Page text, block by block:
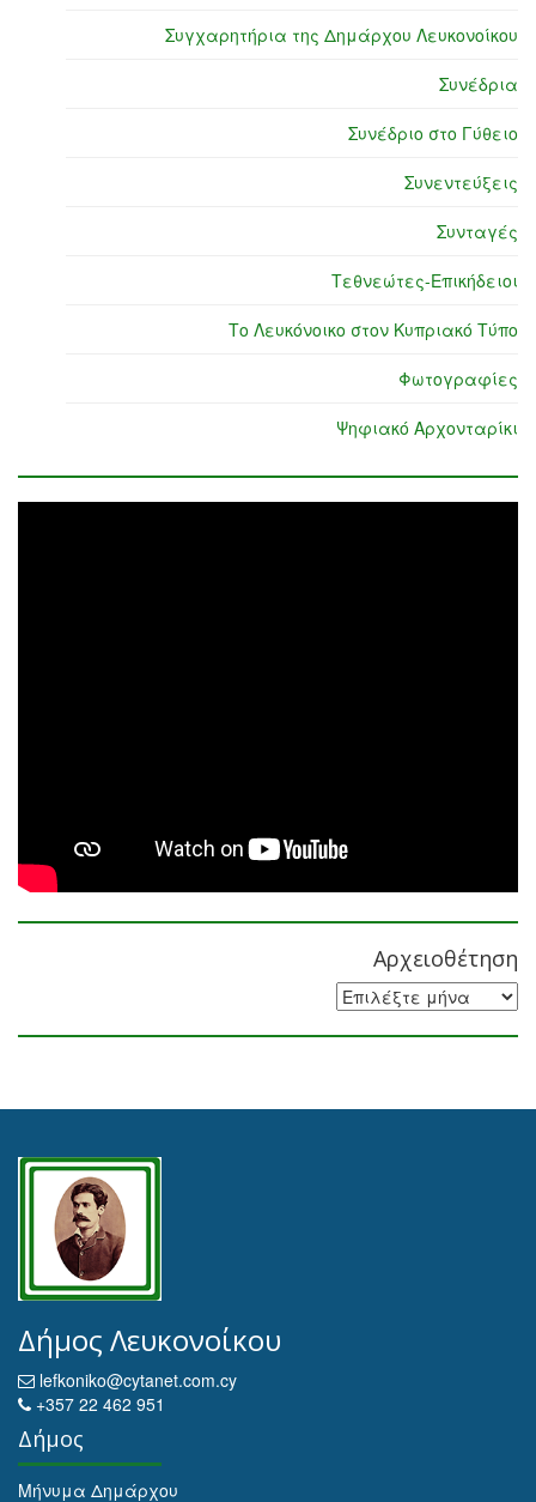
Συγχαρητήρια της Δημάρχου Λευκονοίκου
Συνέδρια
Συνέδριο στο Γύθειο
Συνεντεύξεις
Συνταγές
Τεθνεώτες-Επικήδειοι
Το Λευκόνοικο στον Κυπριακό Τύπο
Φωτογραφίες
Ψηφιακό Αρχονταρίκι
Αρχειοθέτηση
Αρχειοθέτηση
Δήμος Λευκονοίκου
lefkoniko@cytanet.com.cy
+357 22 462 951
Δήμος
Μήνυμα Δημάρχου